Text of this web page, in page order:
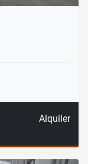
Alquiler